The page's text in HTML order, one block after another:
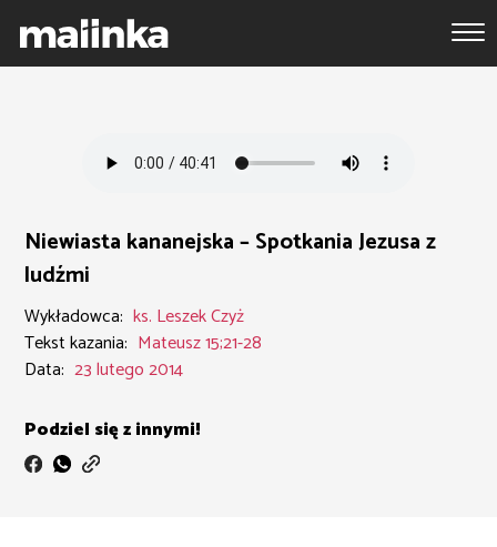
Niewiasta kananejska – Spotkania Jezusa z
ludźmi
Wykładowca: ks. Leszek Czyż
Tekst kazania: Mateusz 15;21-28
Data: 23 lutego 2014
Podziel się z innymi!